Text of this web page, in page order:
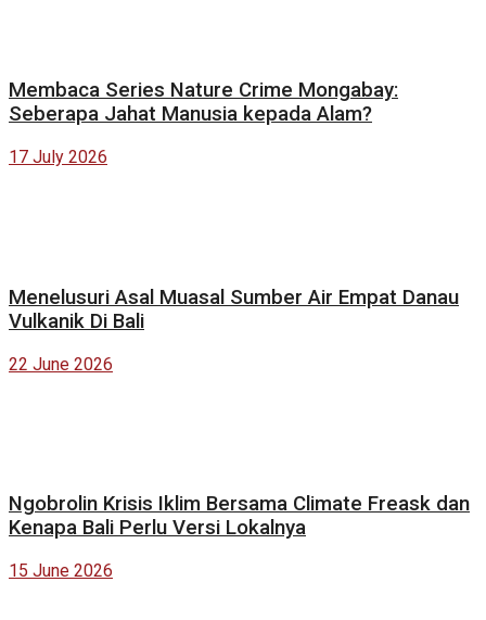
Membaca Series Nature Crime Mongabay:
Seberapa Jahat Manusia kepada Alam?
17 July 2026
Menelusuri Asal Muasal Sumber Air Empat Danau
Vulkanik Di Bali
22 June 2026
Ngobrolin Krisis Iklim Bersama Climate Freask dan
Kenapa Bali Perlu Versi Lokalnya
15 June 2026